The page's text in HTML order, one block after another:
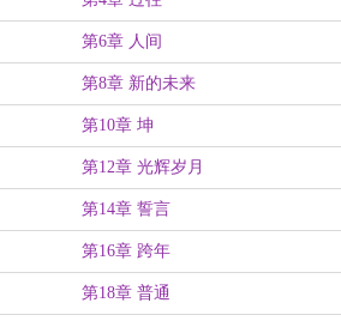
第6章 人间
第8章 新的未来
第10章 坤
第12章 光辉岁月
第14章 誓言
第16章 跨年
第18章 普通